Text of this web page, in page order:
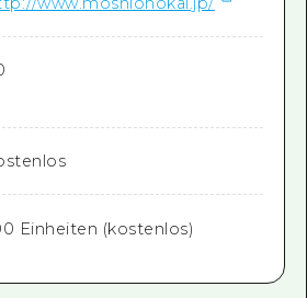
Einheiten (kostenlos)